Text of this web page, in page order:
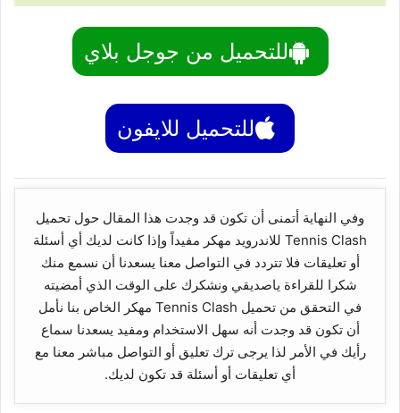
للتحميل من جوجل بلاي
للتحميل للايفون
وفي النهاية أتمنى أن تكون قد وجدت هذا المقال حول تحميل
Tennis Clash للاندرويد مهكر مفيداً وإذا كانت لديك أي أسئلة
أو تعليقات فلا تتردد في التواصل معنا يسعدنا أن نسمع منك
شكرا للقراءة ياصديقي ونشكرك على الوقت الذي أمضيته
في التحقق من تحميل Tennis Clash مهكر الخاص بنا نأمل
أن تكون قد وجدت أنه سهل الاستخدام ومفيد يسعدنا سماع
رأيك في الأمر لذا يرجى ترك تعليق أو التواصل مباشر معنا مع
أي تعليقات أو أسئلة قد تكون لديك.